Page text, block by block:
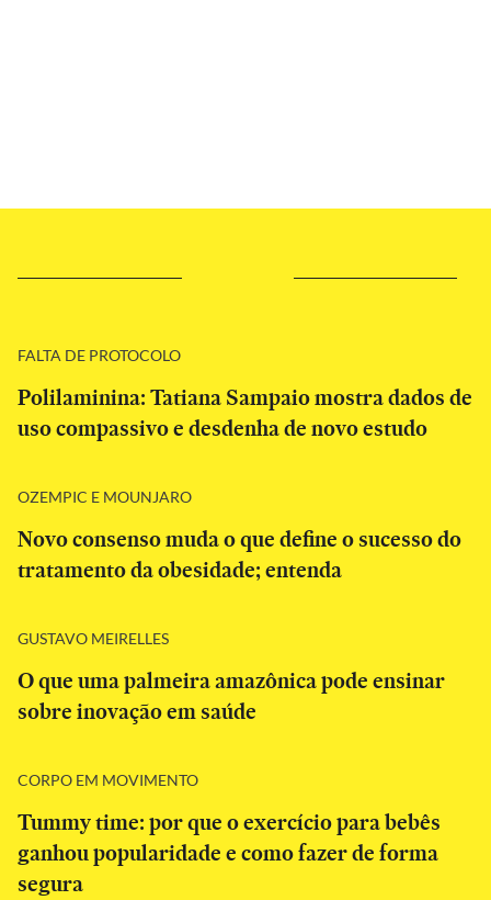
FALTA DE PROTOCOLO
Polilaminina: Tatiana Sampaio mostra dados de
uso compassivo e desdenha de novo estudo
OZEMPIC E MOUNJARO
Novo consenso muda o que define o sucesso do
tratamento da obesidade; entenda
GUSTAVO MEIRELLES
O que uma palmeira amazônica pode ensinar
sobre inovação em saúde
CORPO EM MOVIMENTO
Tummy time: por que o exercício para bebês
ganhou popularidade e como fazer de forma
segura